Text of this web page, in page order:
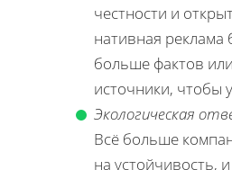
честности и
нативная реклама
больше фактов
источники, чтобы
Экологическая
Всё больше
на устойчивость,